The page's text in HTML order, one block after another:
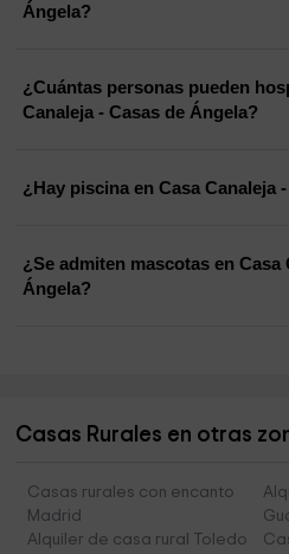
Ángela?
¿Cuántas personas pueden
Canaleja - Casas de Ángela?
¿Hay piscina en Casa Canaleja
¿Se admiten mascotas en Casa
Ángela?
Casas Rurales en otras
Casas rurales con encanto
Madrid
Alquiler de casa rural Toledo